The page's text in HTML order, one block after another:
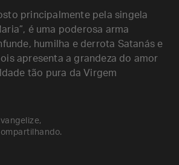
principalmente pela singela
é uma poderosa arma
humilha e derrota Satanás e
apresenta a grandeza do amor
tão pura da Virgem